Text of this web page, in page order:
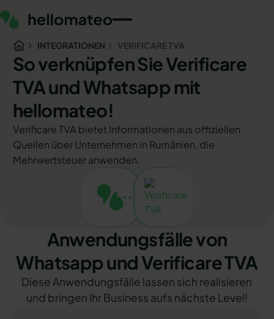
INTEGRATIONEN VERIFICARE TVA
So verknüpfen Sie Verificare
TVA und Whatsapp mit
hellomateo!
Verificare TVA bietet Informationen aus offiziellen
Quellen über Unternehmen in Rumänien, die
Mehrwertsteuer anwenden.
Anwendungsfälle von
Whatsapp und Verificare TVA
Diese Anwendungsfälle lassen sich realisieren
und bringen Ihr Business aufs nächste Level!